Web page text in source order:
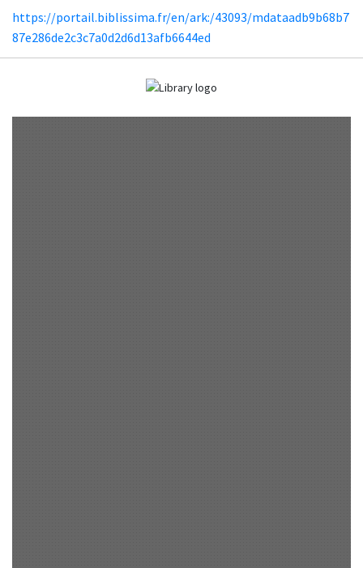
https://portail.biblissima.fr/en/ark:/43093/mdataadb9b68b7
87e286de2c3c7a0d2d6d13afb6644ed